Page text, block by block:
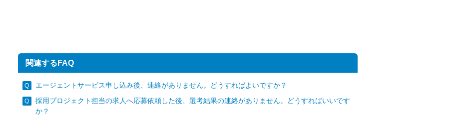
関連するFAQ
エージェントサービス申し込み後、連絡がありません。どうすればよいですか？
採用プロジェクト担当の求人へ応募依頼した後、選考結果の連絡がありません。どうすればいいです
か？